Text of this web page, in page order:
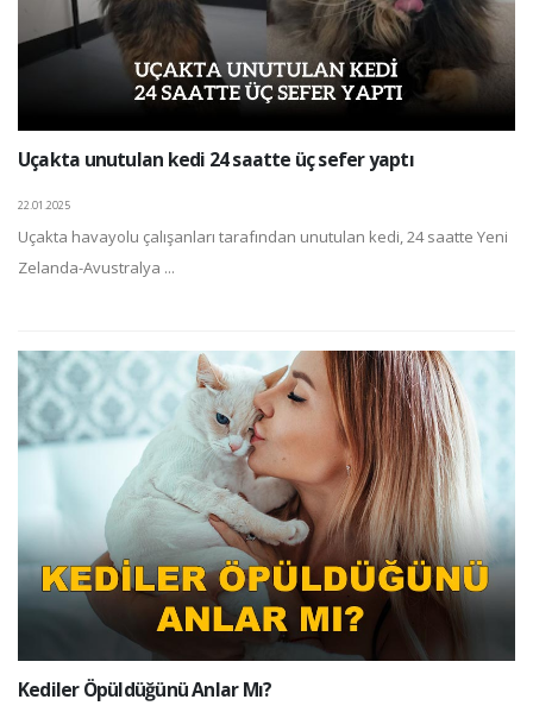
Uçakta unutulan kedi 24 saatte üç sefer yaptı
22.01.2025
Uçakta havayolu çalışanları tarafından unutulan kedi, 24 saatte Yeni
Zelanda-Avustralya ...
Kediler Öpüldüğünü Anlar Mı?